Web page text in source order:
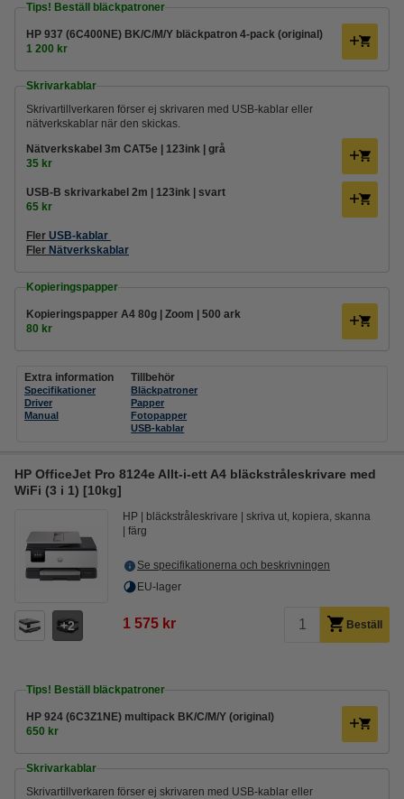
Tips! Beställ bläckpatroner
HP 937 (6C400NE) BK/C/M/Y bläckpatron 4-pack (original)
1 200 kr
Skrivarkablar
Skrivartillverkaren förser ej skrivaren med USB-kablar eller
nätverkskablar när den skickas.
Nätverkskabel 3m CAT5e | 123ink | grå
35 kr
USB-B skrivarkabel 2m | 123ink | svart
65 kr
Fler USB-kablar
Fler Nätverkskablar
Kopieringspapper
Kopieringspapper A4 80g | Zoom | 500 ark
80 kr
Extra information
Specifikationer
Driver
Manual
Tillbehör
Bläckpatroner
Papper
Fotopapper
USB-kablar
HP OfficeJet Pro 8124e Allt-i-ett A4 bläckstråleskrivare med
WiFi (3 i 1) [10kg]
2
HP bläckstråleskrivare
skriva ut, kopiera, skanna
färg
Se specifikationerna och beskrivningen
EU-lager
1 575 kr Beställ
Tips! Beställ bläckpatroner
HP 924 (6C3Z1NE) multipack BK/C/M/Y (original)
650 kr
Skrivarkablar
Skrivartillverkaren förser ej skrivaren med USB-kablar eller